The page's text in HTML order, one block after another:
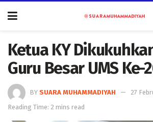
Ketua KY
Guru Besar UMS Ke-
BY SUARA MUHAMMADIYAH
27
Reading Time: 2 mins read